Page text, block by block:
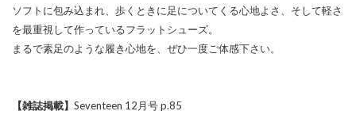
ソフトに包み込まれ、歩くときに足についてくる心地よさ、そして軽さ
を最重視して作っているフラットシューズ。
まるで素足のような履き心地を、ぜひ一度ご体感下さい。
【雑誌掲載】 Seventeen 12月号 p.85